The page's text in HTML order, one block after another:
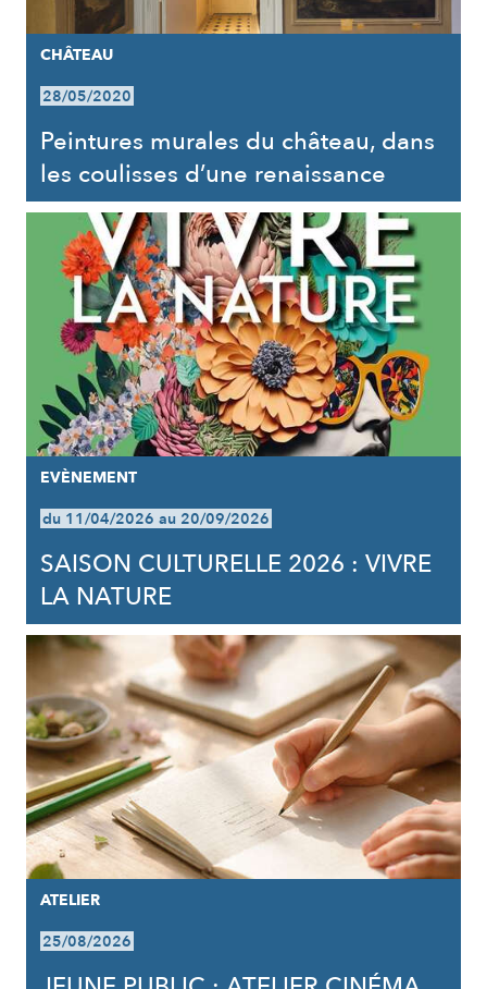
CHÂTEAU
28/05/2020
Peintures murales du château, dans
les coulisses d’une renaissance
EVÈNEMENT
du 11/04/2026 au 20/09/2026
SAISON CULTURELLE 2026 : VIVRE
LA NATURE
ATELIER
25/08/2026